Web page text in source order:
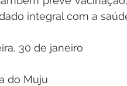
integral com a
30 de janeiro
do Muju